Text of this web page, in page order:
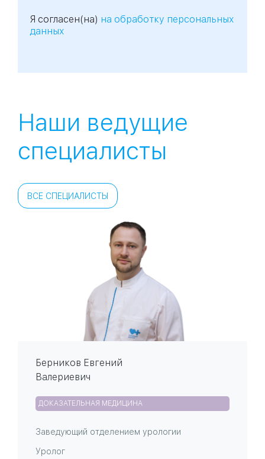
Я согласен(на) на обработку персональных
данных
Наши ведущие
специалисты
ВСЕ СПЕЦИАЛИСТЫ
Берников Евгений
Валериевич
ДОКАЗАТЕЛЬНАЯ МЕДИЦИНА
Заведующий отделением урологии
Уролог